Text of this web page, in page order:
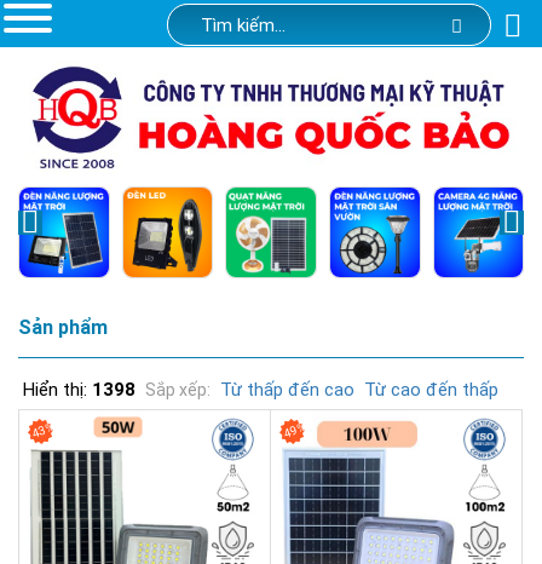
Sản phẩm
Hiển thị: 1398 Sắp xếp: Từ thấp đến cao Từ cao đến thấp
43% 49%